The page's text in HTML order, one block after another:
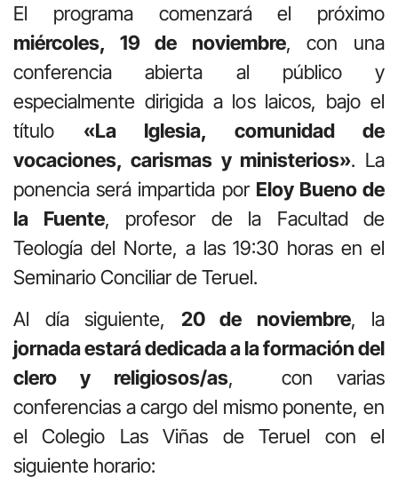
El programa comenzará el próximo
miércoles, 19 de noviembre, con una
conferencia abierta al público y
especialmente dirigida a los laicos, bajo el
título «La Iglesia, comunidad de
vocaciones, carismas y ministerios». La
ponencia será impartida por Eloy Bueno de
la Fuente, profesor de la Facultad de
Teología del Norte, a las 19:30 horas en el
Seminario Conciliar de Teruel.
Al día siguiente, 20 de noviembre, la
jornada estará dedicada a la formación del
clero y religiosos/as,
con varias
conferencias a cargo del mismo ponente, en
el Colegio Las Viñas de Teruel con el
siguiente horario: